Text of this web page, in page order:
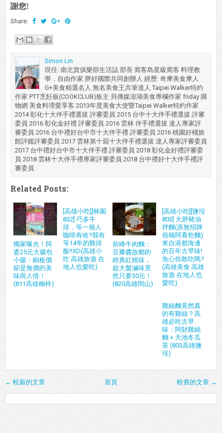
謝您!
Share:
Simon Lin
現任: 南北貨俱樂部生活誌 部長 窩客島星級窩客 料理教
學．自由作家 胖好國際共同創辦人 經歷: 奇摩美食摩人
G+美食精選名人 無名美食王共筆達人 Taipei Walker特約
作家 PTT烹飪板(COOKCLUB)板主 貝傳媒澎湖美食專欄作家 friday 購
物網 美食料理愛享客 2013年度美食大使暨Taipei Walker特約作家
2014 彰化十大伴手禮選拔 評審委員 2015 台中十大伴手禮選拔 評審
委員 2016 彰化金好禮 評審委員 2016 雲林 伴手禮選拔 達人專家評
審委員 2016 台中禮好台中市十大伴手禮 評審委員 2016 桃園好棧旅
館評鑑評審委員 2017 雲林第十屆十大伴手禮選拔 達人專家評審委員
2017 台中禮好台中市十大伴手禮 評審委員 2018 彰化金好禮評審委
員 2018 雲林十大伴手禮專家評審委員 2018 台中禮好十大伴手禮評
審委員
Related Posts:
獨家曝光！阿
婆25元大腸包
小腸：銅板價
卻是無價的美
味與人情！
(811高雄楠梓)
[高雄小吃][林園
832] 巧多牛
排，等一個人
咖啡有啥?我有
等14年的雞排
飯!!XD(高雄小
吃 高雄旅遊 在
地人也愛吃)
前峰牛肉麵：
豆瓣醬故鄉的
經典紅燒味，
超大盤滷味竟
然只要30元！
(820高雄岡山)
[高雄小吃][鹽埕
803] 大胖豬油
拌麵(原無招牌
俗稱阿看乾麵)
來自港都海邊
的百年古早味!
魚心你敢吃嗎?
(高雄美食 高雄
旅遊 在地人也
愛吃)
雞絲麵竟然真
的有雞絲？高
雄必吃古早
味：阿財雞絲
麵 + 天池冬瓜
茶 (803高雄鹽
埕)
← 較新的文章 較舊的文章 →
首頁